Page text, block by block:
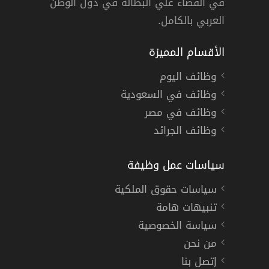
العربي بالكامل.
الأقسام المميزة
وظائف اليوم
وظائف في السعودية
وظائف في مصر
وظائف الجرائد
سياسات عمل وظيفة
سياسات حقوق الملكية
تنبيهات هامة
سياسة الخصوصية
من نحن
إتصل بنا